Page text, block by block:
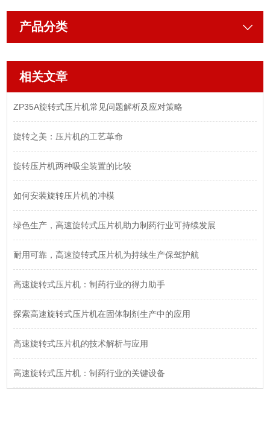
产品分类
相关文章
ZP35A旋转式压片机常见问题解析及应对策略
旋转之美：压片机的工艺革命
旋转压片机两种吸尘装置的比较
如何安装旋转压片机的冲模
绿色生产，高速旋转式压片机助力制药行业可持续发展
耐用可靠，高速旋转式压片机为持续生产保驾护航
高速旋转式压片机：制药行业的得力助手
探索高速旋转式压片机在固体制剂生产中的应用
高速旋转式压片机的技术解析与应用
高速旋转式压片机：制药行业的关键设备